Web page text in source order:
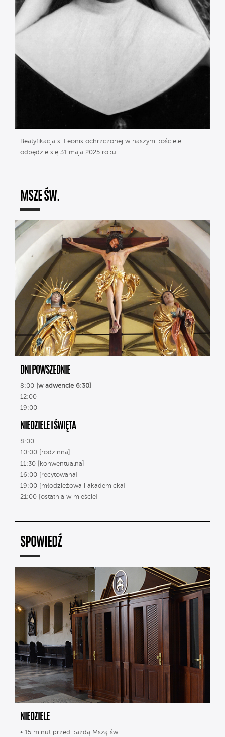
Beatyfikacja s. Leonis ochrzczonej w naszym kościele
odbędzie się 31 maja 2025 roku
MSZE ŚW.
DNI POWSZEDNIE
8:00
[w adwencie 6:30]
12:00
19:00
NIEDZIELE I ŚWIĘTA
8:00
10:00 [rodzinna]
11:30 [konwentualna]
16:00 [recytowana]
19:00 [młodzieżowa i akademicka]
21:00 [ostatnia w mieście]
SPOWIEDŹ
NIEDZIELE
• 15 minut przed każdą Mszą św.